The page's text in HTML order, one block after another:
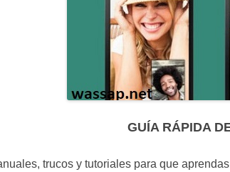
GUÍA RÁPIDA
trucos y tutoriales para que